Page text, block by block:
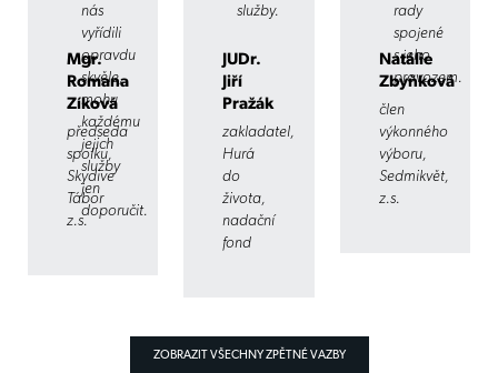
nás
vyřídili
opravdu
skvěle,
mohu
každému
jejich
služby
jen
doporučit.
Mgr.
Romana
Zíková
předseda
spolku,
Skydive
Tábor
z.s.
služby.
JUDr.
Jiří
Pražák
zakladatel,
Hurá
do
života,
nadační
fond
rady
spojené
s jeho
provozem.
Natálie
Zbyňková
člen
výkonného
výboru,
Sedmikvět,
z.s.
ZOBRAZIT VŠECHNY ZPĚTNÉ VAZBY